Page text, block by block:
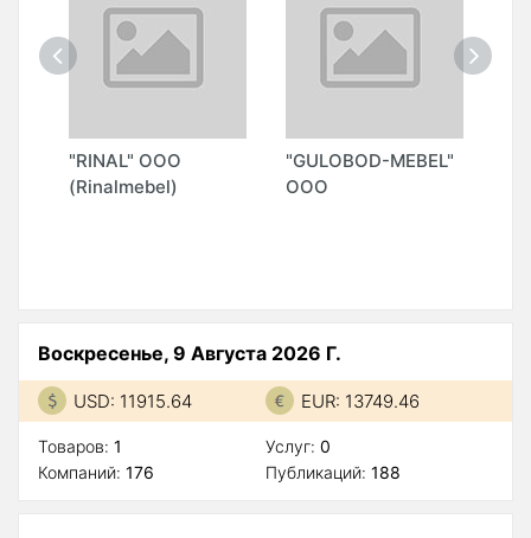
"RINAL" ООО
(Rinalmebel)
"GULOBOD-MEBEL"
ООО
Воскресенье, 9 Августа 2026 Г.
USD: 11915.64 EUR: 13749.46
Товаров: 1
Компаний: 176
Услуг: 0
Публикаций: 188